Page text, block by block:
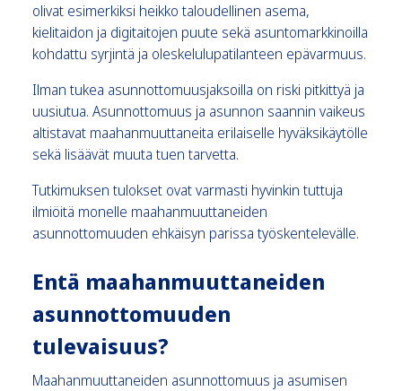
olivat esimerkiksi heikko taloudellinen asema,
kielitaidon ja digitaitojen puute sekä asuntomarkkinoilla
kohdattu syrjintä ja oleskelulupatilanteen epävarmuus.
Ilman tukea asunnottomuusjaksoilla on riski pitkittyä ja
uusiutua. Asunnottomuus ja asunnon saannin vaikeus
altistavat maahanmuuttaneita erilaiselle hyväksikäytölle
sekä lisäävät muuta tuen tarvetta.
Tutkimuksen tulokset ovat varmasti hyvinkin tuttuja
ilmiöitä monelle maahanmuuttaneiden
asunnottomuuden ehkäisyn parissa työskentelevälle.
Entä maahanmuuttaneiden
asunnottomuuden
tulevaisuus?
Maahanmuuttaneiden asunnottomuus ja asumisen